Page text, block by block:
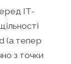
ІТ-
(а тепер
з точки